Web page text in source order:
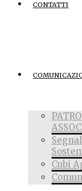
CONTATTI
Cubi